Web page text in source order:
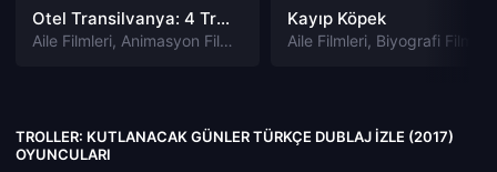
Otel Transilvanya: 4 Transformanya izle
Aile Filmleri, Animasyon Filmleri Fantastik Filmleri,Komedi
Kayıp Köpek
Aile Filmleri, Biyografi Filmleri
TROLLER: KUTLANACAK GÜNLER TÜRKÇE DUBLAJ IZLE (2017)
OYUNCULARI